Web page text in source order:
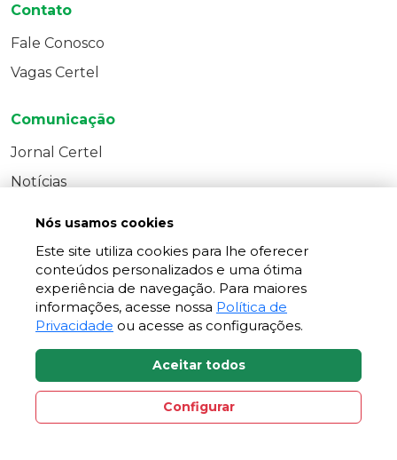
Contato
Fale Conosco
Vagas Certel
Comunicação
Jornal Certel
Notícias
Nós usamos cookies
Este site utiliza cookies para lhe oferecer
conteúdos personalizados e uma ótima
experiência de navegação. Para maiores
informações, acesse nossa Política de
Privacidade ou acesse as configurações.
Aceitar todos
Configurar